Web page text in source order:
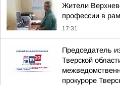
Жители
профессии в
17:31
Председатель
Тверской
прокуроре